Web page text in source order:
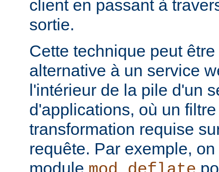
client en passant à
sortie.
Cette technique peut
alternative à un service
l'intérieur de la pile d'un
d'applications, où un
transformation requise
requête. Par exemple,